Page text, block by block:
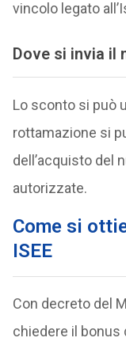
vincolo legato
Dove si invia il
Lo sconto si può
rottamazione si
dell’acquisto del
autorizzate.
Come si
ISEE
Con decreto del
chiedere il bonus